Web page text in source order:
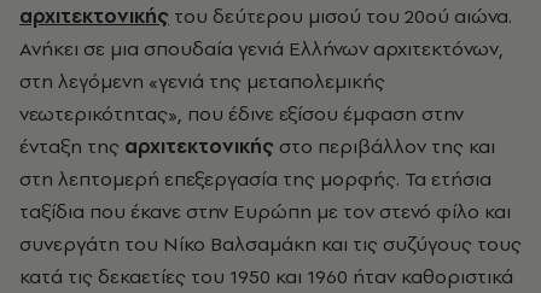
αρχιτεκτονικής του δεύτερου μισού του 20ού αιώνα.
Ανήκει σε μια σπουδαία γενιά Ελλήνων αρχιτεκτόνων,
στη λεγόμενη «γενιά της μεταπολεμικής
νεωτερικότητας», που έδινε εξίσου έμφαση στην
ένταξη της αρχιτεκτονικής στο περιβάλλον της και
στη λεπτομερή επεξεργασία της μορφής. Τα ετήσια
ταξίδια που έκανε στην Ευρώπη με τον στενό φίλο και
συνεργάτη του Νίκο Βαλσαμάκη και τις συζύγους τους
κατά τις δεκαετίες του 1950 και 1960 ήταν καθοριστικά